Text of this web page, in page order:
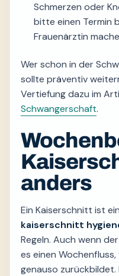
Schmerzen oder
bitte einen Termin
Frauenärztin
Wer schon in der
sollte präventiv
Vertiefung dazu im
Schwangerschaft.
anders
Ein Kaiserschnitt ist
kaiserschnitt
Regeln. Auch wenn
es einen
genauso zurückbildet.